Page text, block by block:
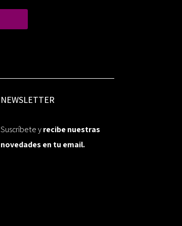
NEWSLETTER
Suscríbete yrecibe nuestras
novedades en tu email.